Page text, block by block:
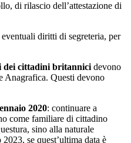
di rilascio dell’attestazione di
diritti di segreteria, per
dei cittadini britannicidevono
Anagrafica. Questi devono
2020: continuare a
come familiare di cittadino
sino alla naturale
se quest’ultima data è